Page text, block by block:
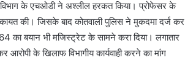
के एचओडी ने अश्लील हरकत किया। प्रोफेसर के
की। जिसके बाद कोतवाली पुलिस ने मुकदमा दर्ज कर
का बयान भी मजिस्ट्रेट के सामने करा दिया। लगातार
आरोपी के खिलाफ विभागीय कार्यवाही करने का मांग